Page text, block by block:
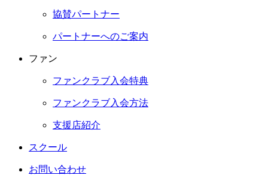
協賛パートナー
パートナーへのご案内
ファン
ファンクラブ入会特典
ファンクラブ入会方法
支援店紹介
スクール
お問い合わせ